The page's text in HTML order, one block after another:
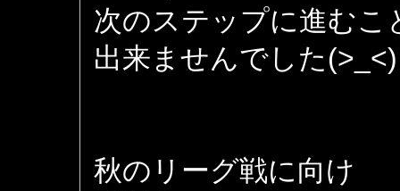
次のステップに進むこ
出来ませんでした(>_<)
秋のリーグ戦に向け